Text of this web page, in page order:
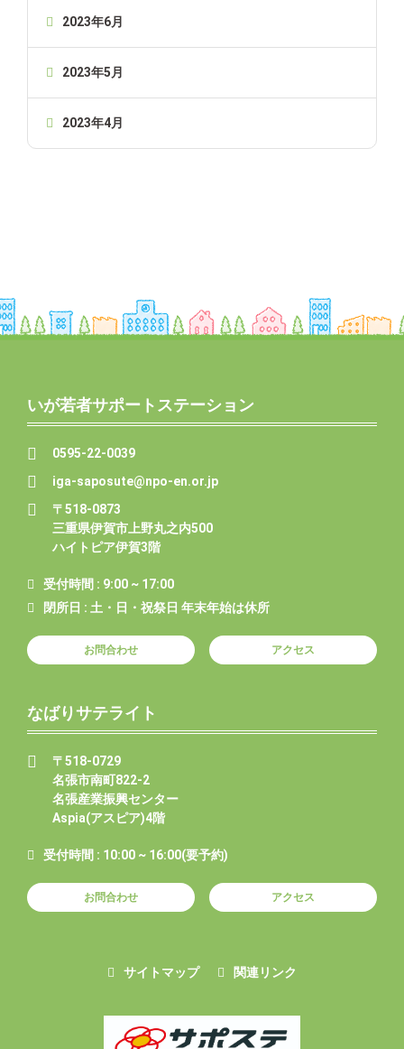
2023年6月
2023年5月
2023年4月
いが若者サポートステーション
0595-22-0039
iga-saposute@npo-en.or.jp
〒518-0873
三重県伊賀市上野丸之内500
ハイトピア伊賀3階
受付時間 : 9:00 ~ 17:00
閉所日 : 土・日・祝祭日 年末年始は休所
お問合わせ アクセス
なばりサテライト
〒518-0729
名張市南町822-2
名張産業振興センター
Aspia(アスピア)4階
受付時間 : 10:00 ~ 16:00(要予約)
お問合わせ アクセス
サイトマップ 関連リンク